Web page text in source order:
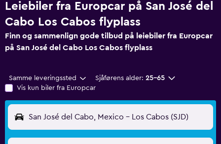
Leiebiler fra Europcar på San José del
Cabo Los Cabos flyplass
Finn og sammenlign gode tilbud på leiebiler fra Europcar
på San José del Cabo Los Cabos flyplass
Samme leveringssted Sjåførens alder: 25–65
Vis kun biler fra Europcar
San José del Cabo, Mexico - Los Cabos (SJD)